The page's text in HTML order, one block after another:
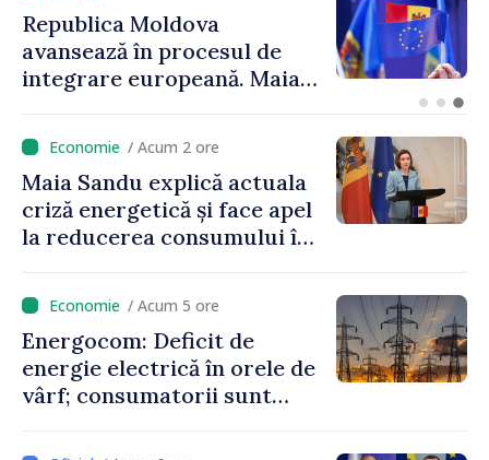
Linia electrică de 330 kV
Bălți–Dnestrovsk, grav
avariată în urma
/ Acum 2 ore
Maia Sandu explică actuala
criză energetică și face apel
la reducerea consumului în
putem menține prețurile la
un nivel mai mic”
/ Acum 5 ore
Energocom: Deficit de
energie electrică în orele de
vârf; consumatorii sunt